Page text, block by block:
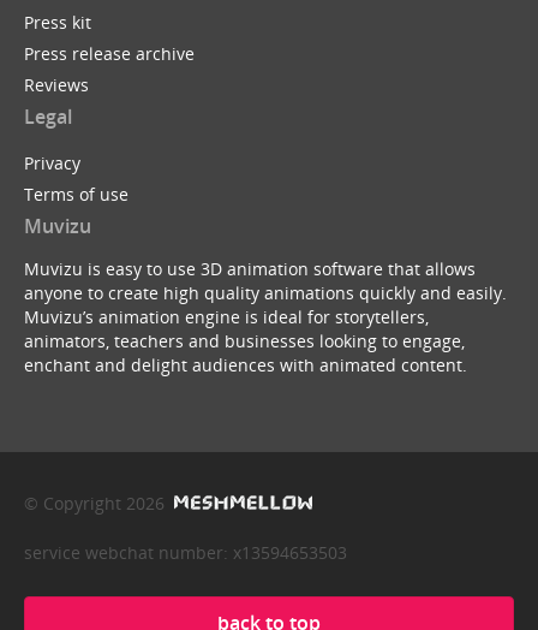
Press kit
Press release archive
Reviews
Legal
Privacy
Terms of use
Muvizu
Muvizu is easy to use 3D animation software that allows
anyone to create high quality animations quickly and easily.
Muvizu’s animation engine is ideal for storytellers,
animators, teachers and businesses looking to engage,
enchant and delight audiences with animated content.
© Copyright 2026
service webchat number: x13594653503
back to top